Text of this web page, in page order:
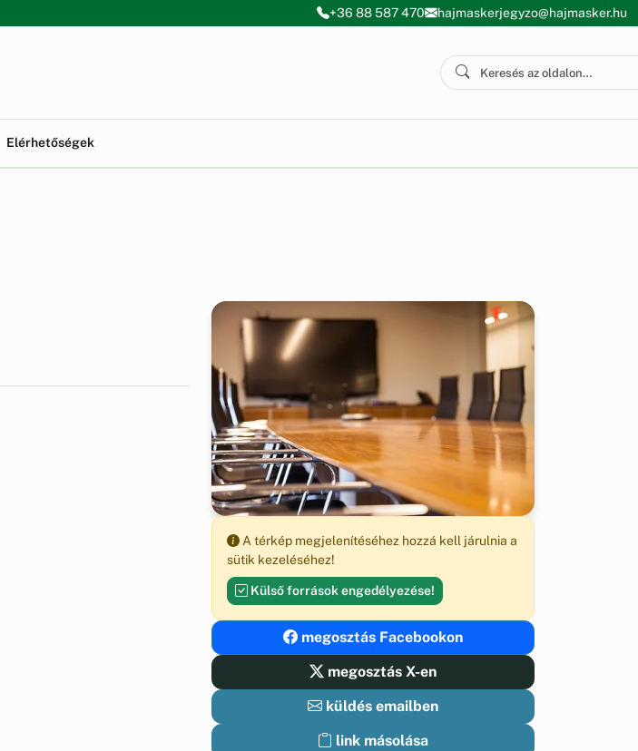
+36 88 587 470 hajmaskerjegyzo@hajmasker.hu
Elérhetőségek
A térkép megjelenítéséhez hozzá kell járulnia a
sütik kezeléséhez!
Külső források engedélyezése!
megosztás Facebookon
megosztás X-en
küldés emailben
link másolása